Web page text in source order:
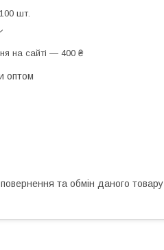
шт.
на сайті — 400 ₴
оптом
та обмін даного товару